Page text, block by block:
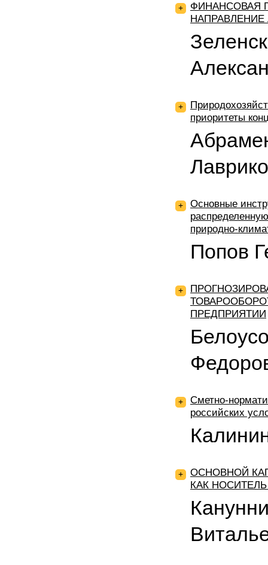
+
ФИНАНСОВАЯ
+
приоритеты
+
Основные
природно-
Попов
+
ПРЕДПРИЯТИИ
+
Сметно-
российских
+
ОСНОВНОЙ
КАК